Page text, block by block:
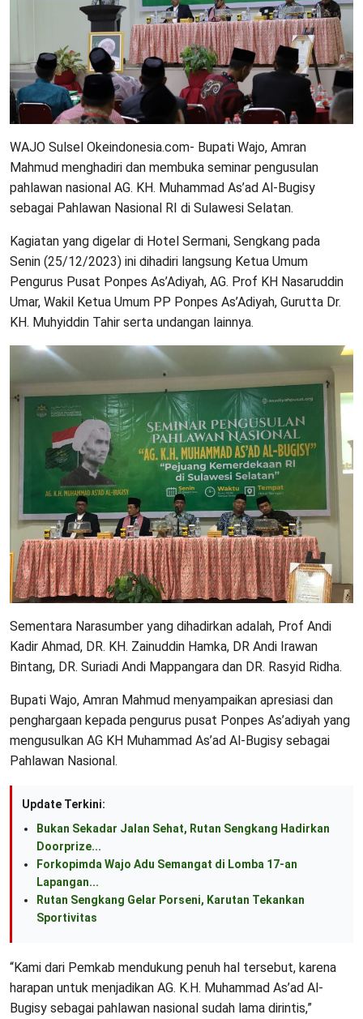
WAJO Sulsel Okeindonesia.com- Bupati Wajo, Amran
Mahmud menghadiri dan membuka seminar pengusulan
pahlawan nasional AG. KH. Muhammad As’ad Al-Bugisy
sebagai Pahlawan Nasional RI di Sulawesi Selatan.
Kagiatan yang digelar di Hotel Sermani, Sengkang pada
Senin (25/12/2023) ini dihadiri langsung Ketua Umum
Pengurus Pusat Ponpes As’Adiyah, AG. Prof KH Nasaruddin
Umar, Wakil Ketua Umum PP Ponpes As’Adiyah, Gurutta Dr.
KH. Muhyiddin Tahir serta undangan lainnya.
Sementara Narasumber yang dihadirkan adalah, Prof Andi
Kadir Ahmad, DR. KH. Zainuddin Hamka, DR Andi Irawan
Bintang, DR. Suriadi Andi Mappangara dan DR. Rasyid Ridha.
Bupati Wajo, Amran Mahmud menyampaikan apresiasi dan
penghargaan kepada pengurus pusat Ponpes As’adiyah yang
mengusulkan AG KH Muhammad As’ad Al-Bugisy sebagai
Pahlawan Nasional.
Update Terkini:
Bukan Sekadar Jalan Sehat, Rutan Sengkang Hadirkan
Doorprize...
Forkopimda Wajo Adu Semangat di Lomba 17-an
Lapangan...
Rutan Sengkang Gelar Porseni, Karutan Tekankan
Sportivitas
“Kami dari Pemkab mendukung penuh hal tersebut, karena
harapan untuk menjadikan AG. K.H. Muhammad As’ad Al-
Bugisy sebagai pahlawan nasional sudah lama dirintis,”